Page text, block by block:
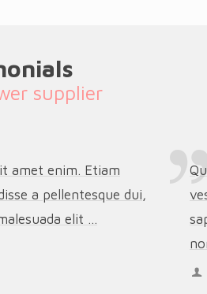
supplier
amet enim. Etiam
a pellentesque dui,
elit ...